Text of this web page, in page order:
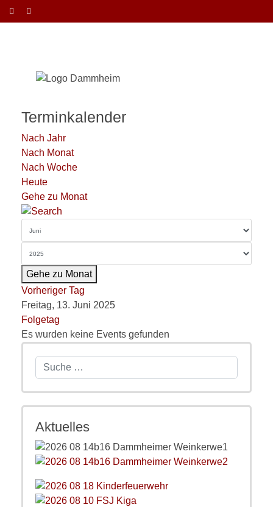
Terminkalender
Nach Jahr
Nach Monat
Nach Woche
Heute
Gehe zu Monat
Gehe zu Monat
Vorheriger Tag
Freitag, 13. Juni 2025
Folgetag
Es wurden keine Events gefunden
Suchen
Aktuelles